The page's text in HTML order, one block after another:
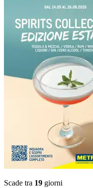
Scade tra 19 giorni